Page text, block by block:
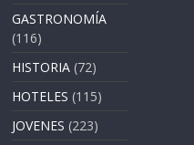
GASTRONOMÍA
(116)
HISTORIA (72)
HOTELES (115)
JOVENES (223)